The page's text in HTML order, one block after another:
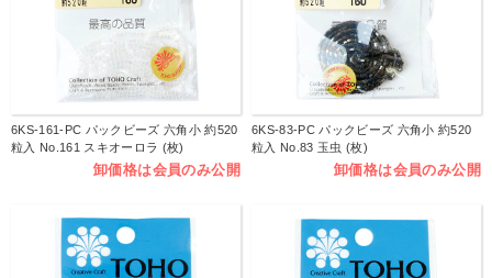
6KS-161-PC パックビーズ 六角小 約520
粒入 No.161 スキオーロラ (枚)
卸価格は会員のみ公開
6KS-83-PC パックビーズ 六角小 約520
粒入 No.83 玉虫 (枚)
卸価格は会員のみ公開